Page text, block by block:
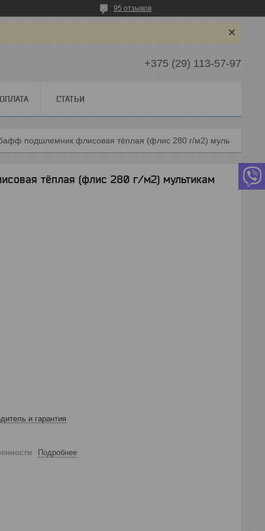
95 отзывов
+375 (29) 113-57-97
СТАТЬИ
тёплая (флис 280 г/м2) мультикам
и гарантия
Подробнее